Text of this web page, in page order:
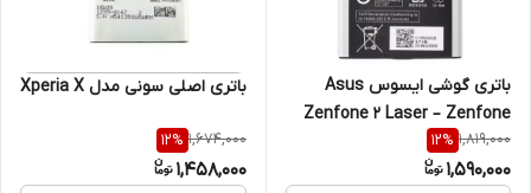
باتری گوشی ایسوس Asus
Zenfone 2 Laser – Zenfone
Selfie
1,819,000
12%
1,590,000
باتری اصلی سونی مدل Xperia X
1,674,000
12%
1,458,000